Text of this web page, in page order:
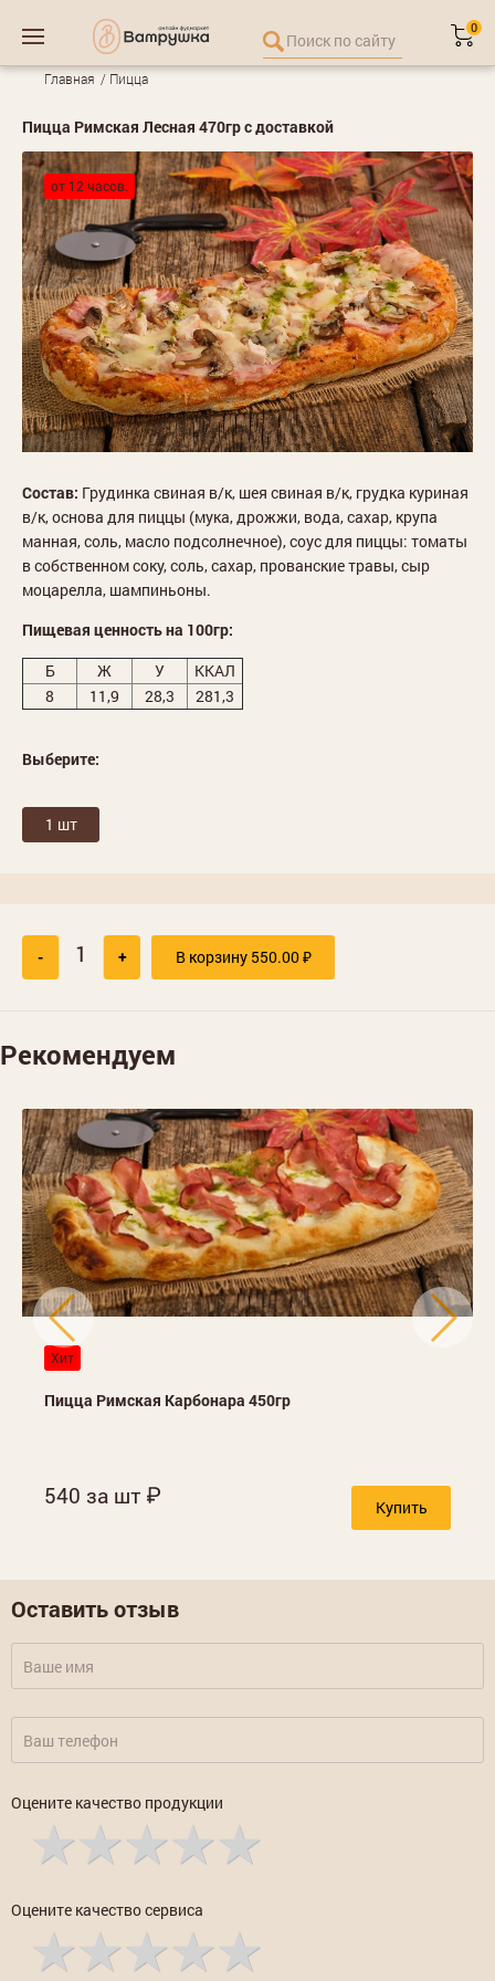
0
Главная Пицца
Пицца Римская Лесная 470гр с доставкой
от 12 часов.
Состав: Грудинка свиная в/к, шея свиная в/к, грудка куриная
в/к, основа для пиццы (мука, дрожжи, вода, сахар, крупа
манная, соль, масло подсолнечное), соус для пиццы: томаты
в собственном соку, соль, сахар, прованские травы, сыр
моцарелла, шампиньоны.
Пищевая ценность на 100гр:
Б
Ж У
ККАЛ
8
11,9 28,3 281,3
Выберите:
1 шт
- + В корзину 550.00₽
Рекомендуем
Хит
Пицца Римская Карбонара 450гр
540 за шт Купить
Оставить отзыв
Оцените качество продукции
Оцените качество сервиса